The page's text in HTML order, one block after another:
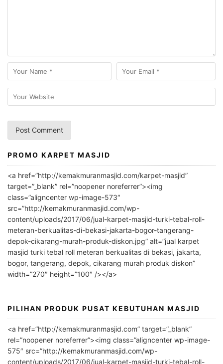
A
l
r
n
a
t
i
v
PROMO KARPET MASJID
<a href=”http://kemakmuranmasjid.com/karpet-masjid”
target=”_blank” rel=”noopener noreferrer”><img
class=”aligncenter wp-image-573″
src=”http://kemakmuranmasjid.com/wp-
content/uploads/2017/06/jual-karpet-masjid-turki-tebal-roll-
meteran-berkualitas-di-bekasi-jakarta-bogor-tangerang-
depok-cikarang-murah-produk-diskon.jpg” alt=”jual karpet
masjid turki tebal roll meteran berkualitas di bekasi, jakarta,
bogor, tangerang, depok, cikarang murah produk diskon”
width=”270″ height=”100″ /></a>
PILIHAN PRODUK PUSAT KEBUTUHAN MASJID
<a href=”http://kemakmuranmasjid.com” target=”_blank”
rel=”noopener noreferrer”><img class=”aligncenter wp-image-
575″ src=”http://kemakmuranmasjid.com/wp-
content/uploads/2017/06/jual-karpet-masjid-turki-tebal-roll-